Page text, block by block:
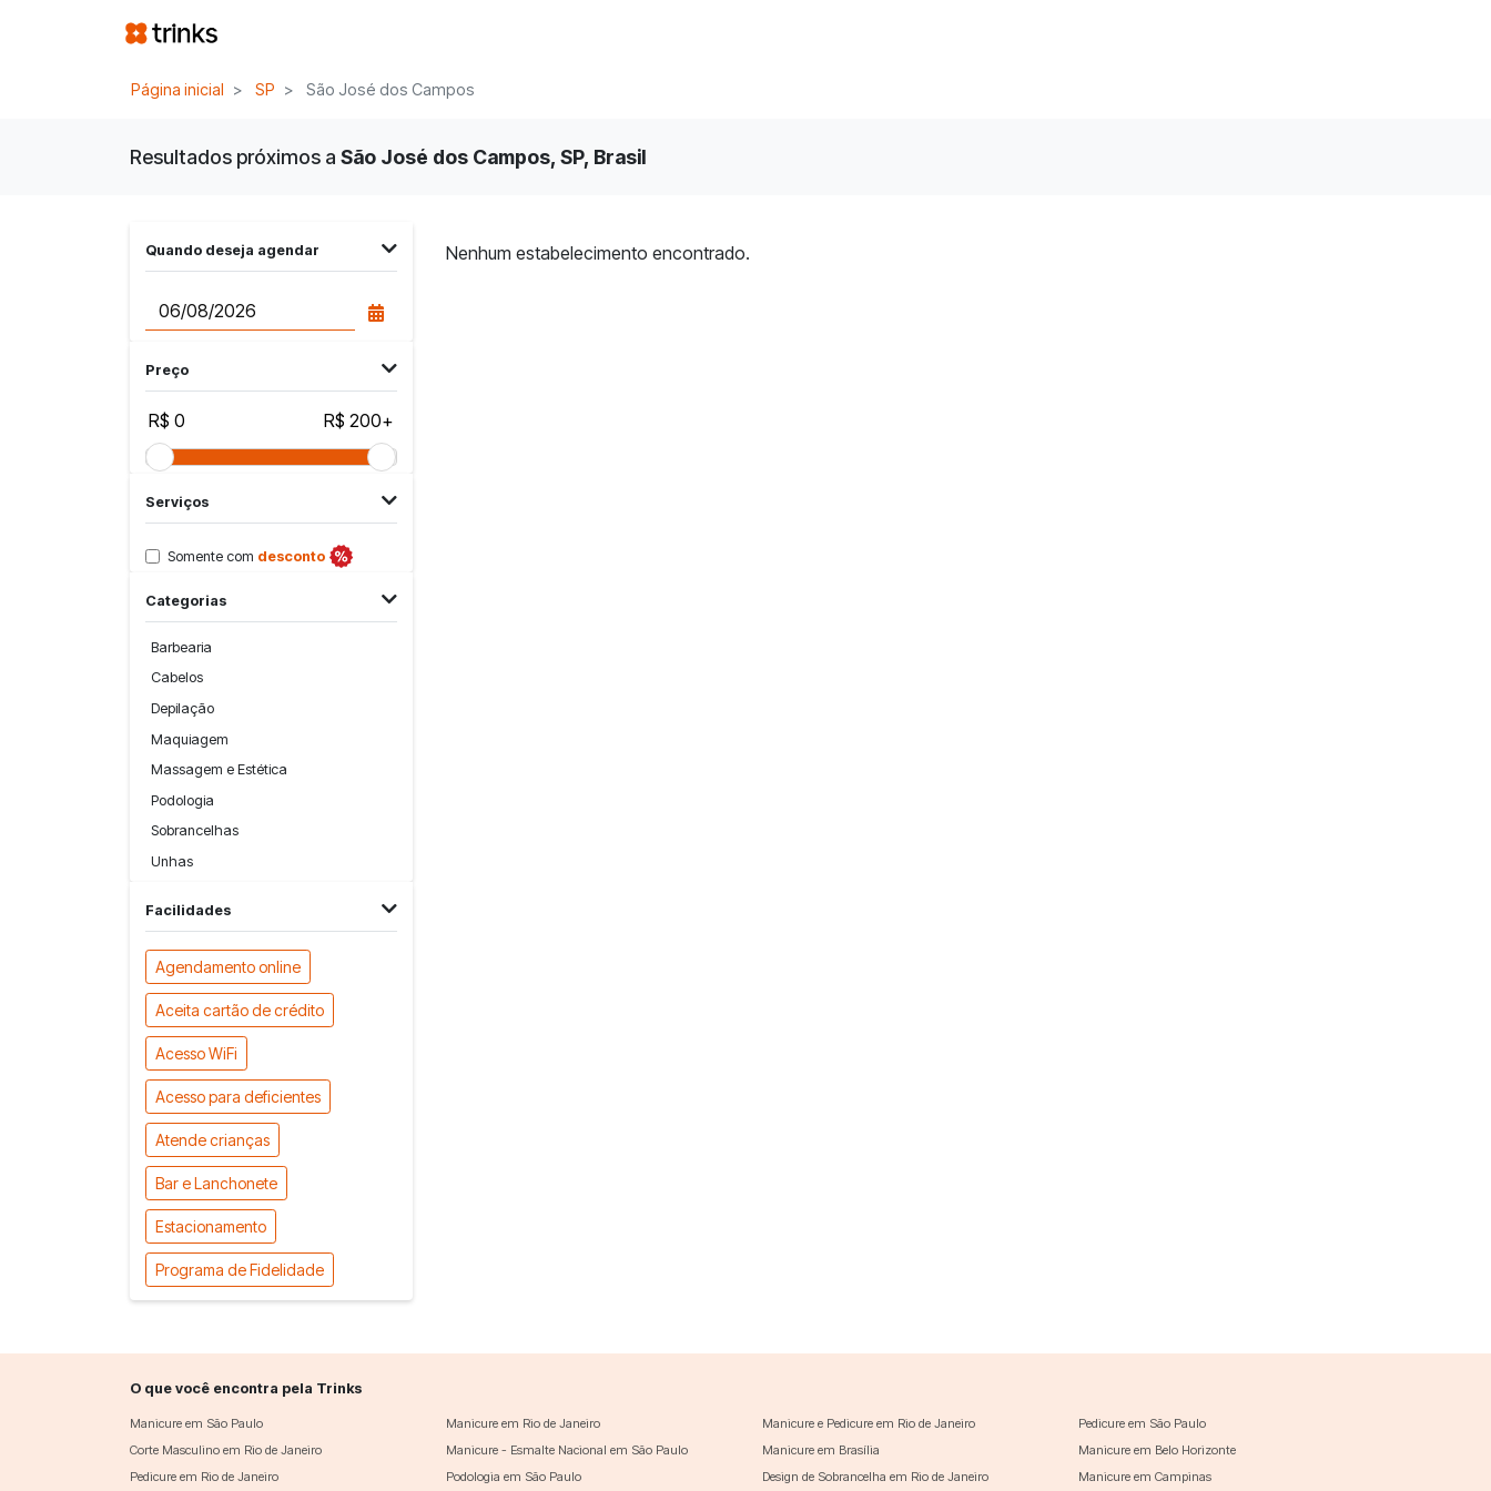
Página inicial SP São José dos Campos
Resultados próximos a São José dos Campos, SP, Brasil
Quando deseja agendar
Preço
R$ 0 R$ 200+
Serviços
Somente com desconto
Categorias
Barbearia
Cabelos
Depilação
Maquiagem
Massagem e Estética
Podologia
Sobrancelhas
Unhas
Facilidades
Agendamento online
Aceita cartão de crédito
Acesso WiFi
Acesso para deficientes
Atende crianças
Bar e Lanchonete
Estacionamento
Programa de Fidelidade
Nenhum estabelecimento encontrado.
O que você encontra pela Trinks
Manicure em São Paulo Manicure em Rio de Janeiro Manicure e Pedicure em Rio de Janeiro
Pedicure em São Paulo
Corte Masculino em Rio de Janeiro
Manicure - Esmalte Nacional em São Paulo Manicure em Brasília
Manicure em Belo Horizonte
Pedicure em Rio de Janeiro
Podologia em São Paulo Design de Sobrancelha em Rio de Janeiro Manicure em Campinas